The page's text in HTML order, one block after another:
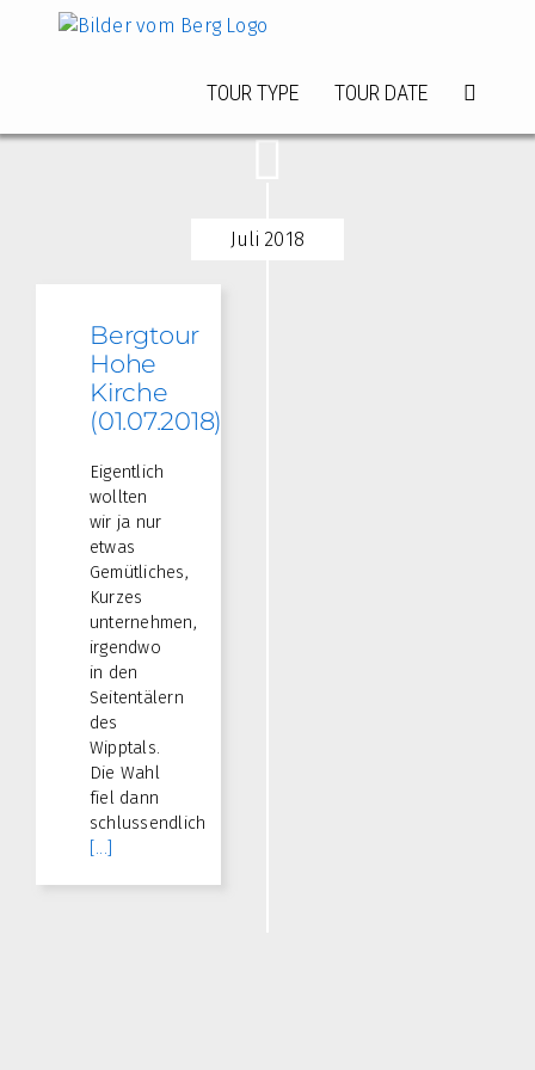
TOUR TYPE TOUR DATE
Juli 2018
Bergtour
Hohe
Kirche
(01.07.2018)
Eigentlich
wollten
wir ja nur
etwas
Gemütliches,
Kurzes
unternehmen,
irgendwo
in den
Seitentälern
des
Wipptals.
Die Wahl
fiel dann
schlussendlich
[...]